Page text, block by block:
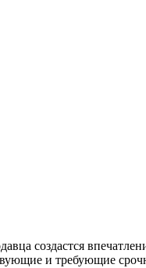
создастся
и требующие